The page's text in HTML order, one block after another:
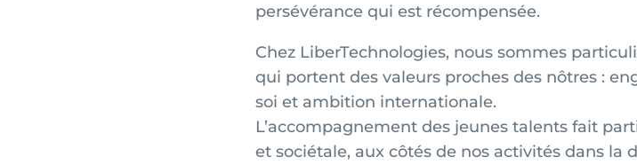
persévérance qui est récompensée.
Chez LiberTechnologies, nous sommes
qui portent des valeurs proches des nôtres :
soi et ambition internationale.
L’accompagnement des jeunes talents fait
et sociétale, aux côtés de nos activités dans la